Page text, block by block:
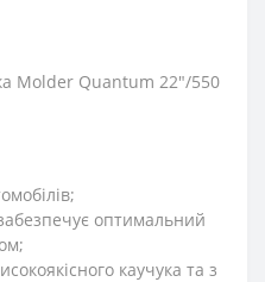
Molder Quantum 22"/550
оптимальний
каучука та з